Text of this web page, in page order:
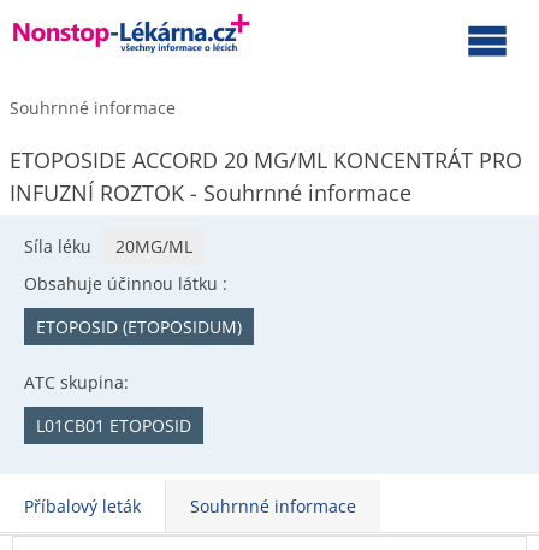
Souhrnné informace
ETOPOSIDE ACCORD 20 MG/ML KONCENTRÁT PRO
INFUZNÍ ROZTOK - Souhrnné informace
Síla léku
20MG/ML
Obsahuje účinnou látku :
ETOPOSID (ETOPOSIDUM)
ATC skupina:
L01CB01 ETOPOSID
Příbalový leták Souhrnné informace